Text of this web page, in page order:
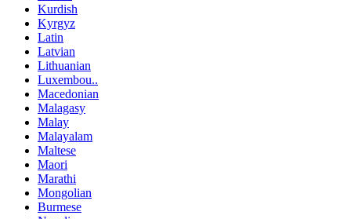
Kurdish
Kyrgyz
Latin
Latvian
Lithuanian
Luxembou..
Macedonian
Malagasy
Malay
Malayalam
Maltese
Maori
Marathi
Mongolian
Burmese